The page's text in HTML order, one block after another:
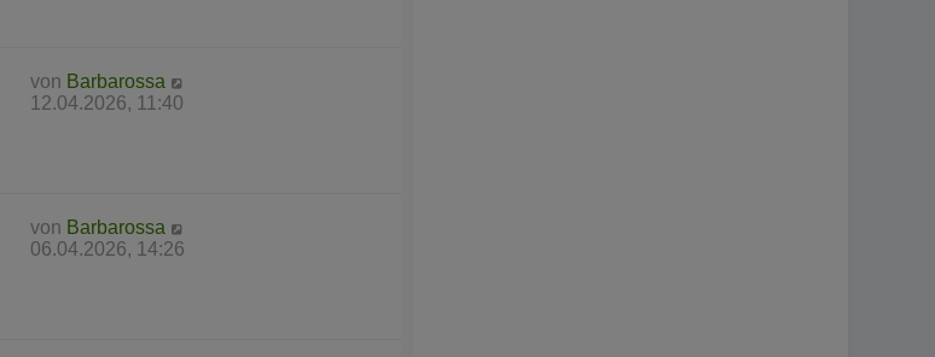
von Barbarossa
12.04.2026, 11:40
von Barbarossa
06.04.2026, 14:26